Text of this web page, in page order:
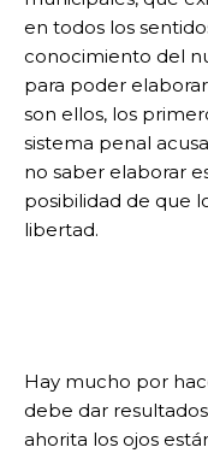
en todos los
conocimiento del
para poder
son ellos, los
sistema penal
no saber elaborar
posibilidad de que
libertad.
Hay mucho por
debe dar
ahorita los ojos